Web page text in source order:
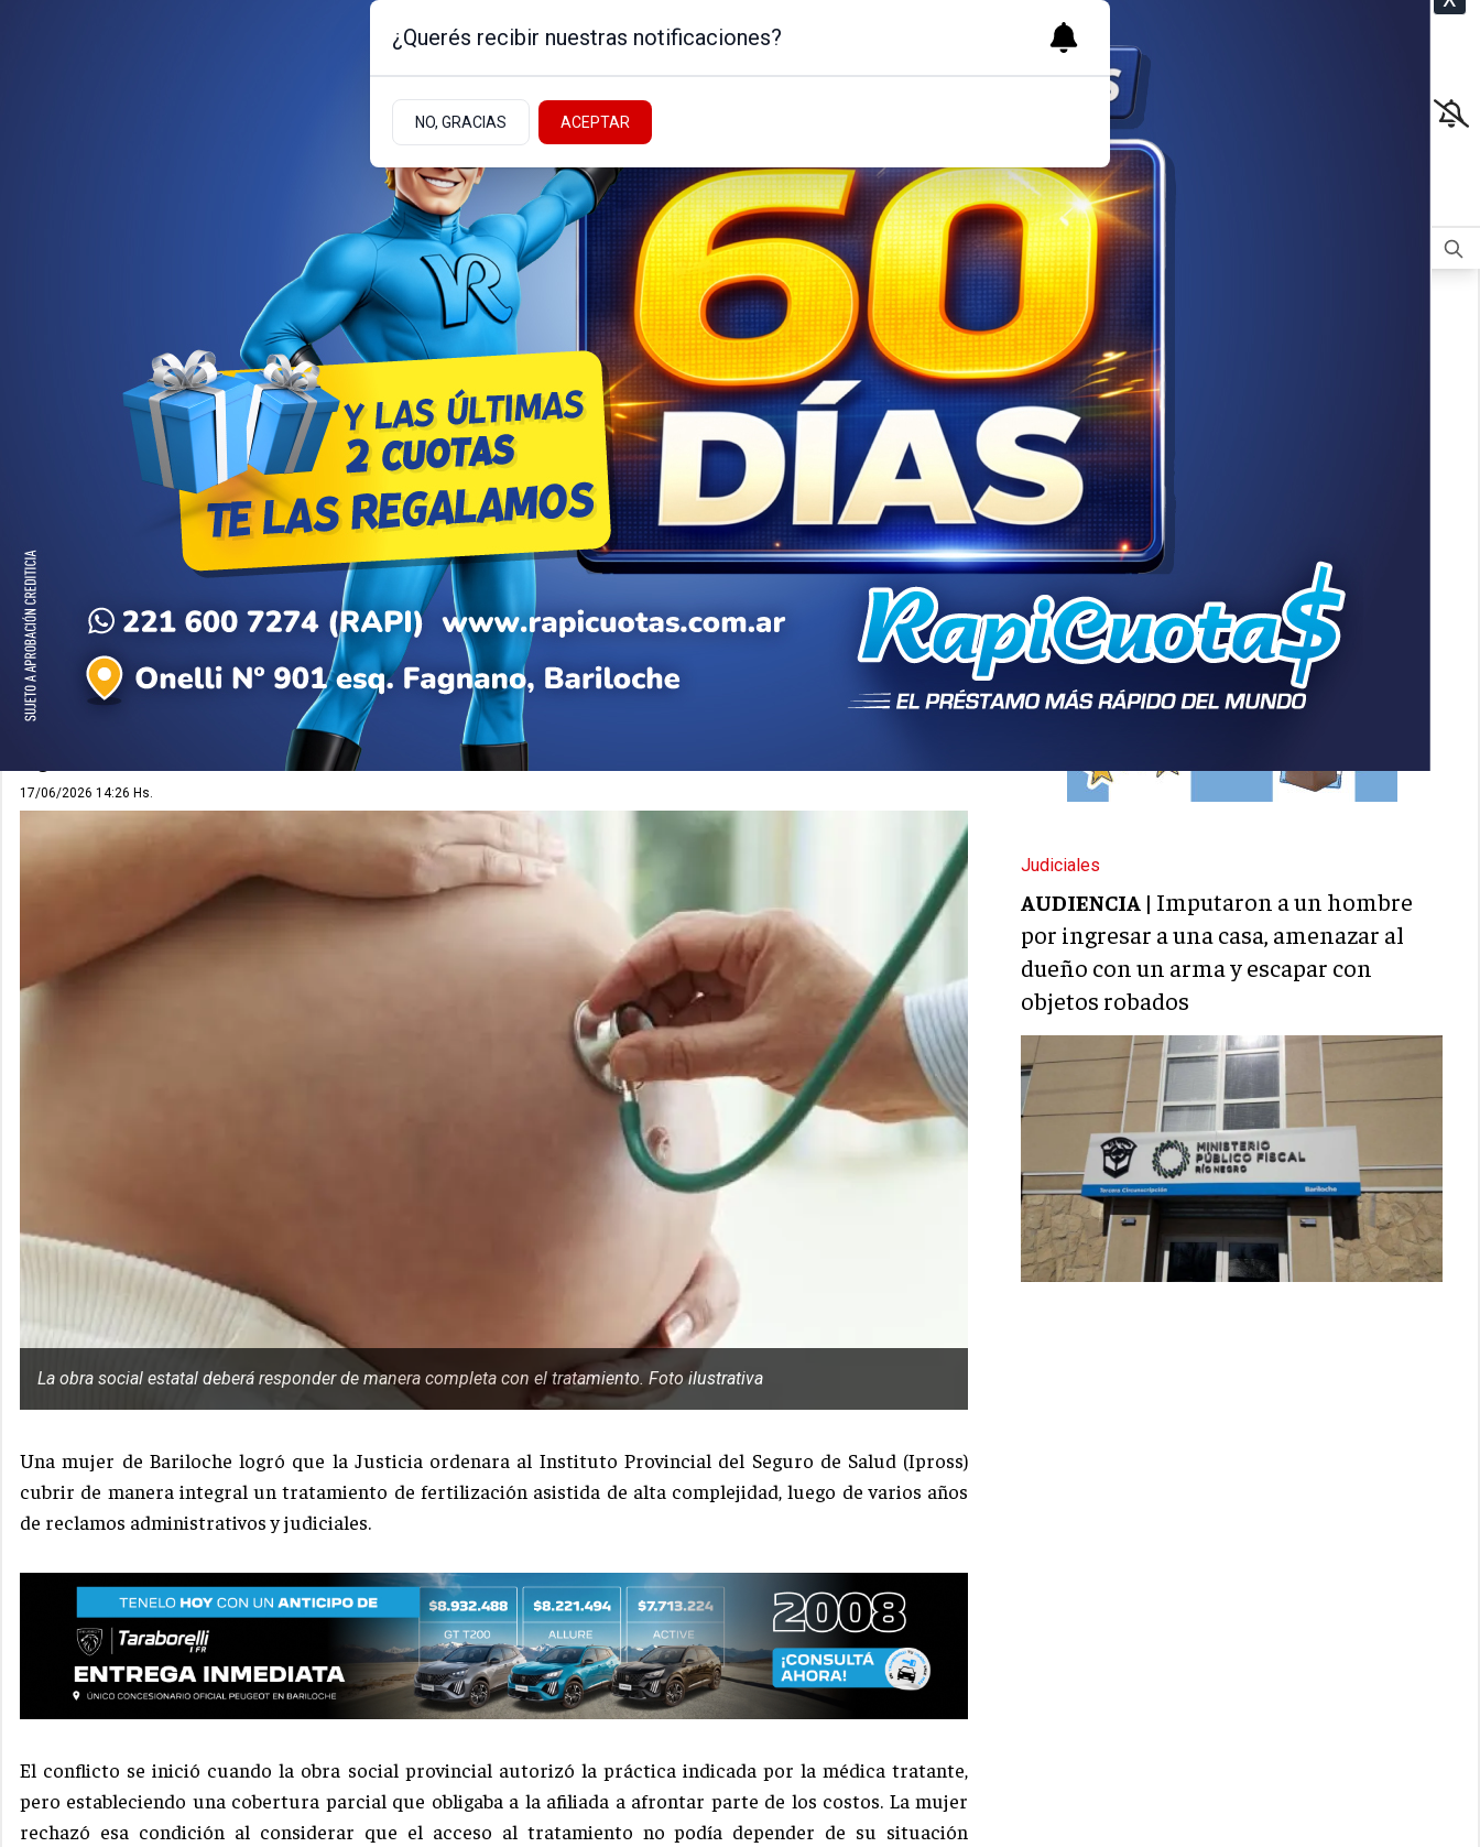
Noticias de la Patagonia
ZONA ANDINA ZONA ATLÁNTICA NEUQUÉN - ALTO VALLE NACIONALES CLASIFICADOS
La Justicia ordenó a Ipross cubrir en forma integral
un tratamiento de fertilización asistida
Una mujer de Bariloche obtuvo un fallo favorable tras reclamar judicialmente la cobertura total de
una técnica de reproducción asistida de alta complejidad. La sentencia consideró que las
limitaciones impuestas por la obra social provincial vulneraban derechos garantizados por la
17/06/2026 14:26 Hs.
La obra social estatal deberá responder de manera completa con el tratamiento. Foto ilustrativa
Una mujer de Bariloche logró que la Justicia ordenara al Instituto Provincial del Seguro de Salud (Ipross)
cubrir de manera integral un tratamiento de fertilización asistida de alta complejidad, luego de varios años
de reclamos administrativos y judiciales.
El conflicto se inició cuando la obra social provincial autorizó la práctica indicada por la médica tratante,
pero estableciendo una cobertura parcial que obligaba a la afiliada a afrontar parte de los costos. La mujer
rechazó esa condición al considerar que el acceso al tratamiento no podía depender de su situación
Judiciales
AUDIENCIA | Imputaron a un hombre
por ingresar a una casa, amenazar al
dueño con un arma y escapar con
objetos robados
¿Querés recibir nuestras notificaciones?
NO, GRACIAS ACEPTAR